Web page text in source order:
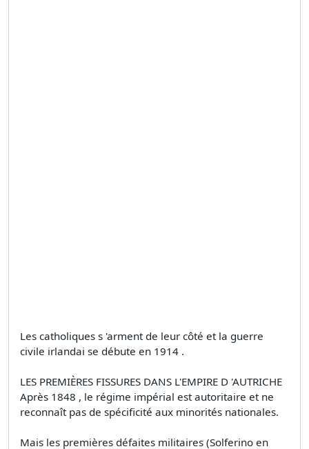
Les catholiques s 'arment de leur côté et la guerre
civile irlandai se débute en 1914 .
LES PREMIÈRES FISSURES DANS L'EMPIRE D 'AUTRICHE
Après 1848 , le régime impérial est autoritaire et ne
reconnaît pas de spécificité aux minorités nationales.
Mais les premières défaites militaires (Solferino en